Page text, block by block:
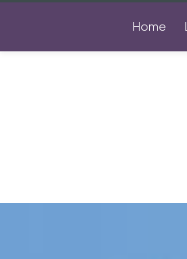
Home